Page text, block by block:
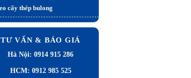
cấy thép bulong
TƯ VẤN & BÁO GIÁ
Hà Nội: 0914 915 286
HCM: 0912 985 525